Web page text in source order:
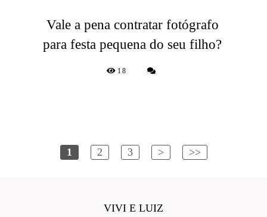
Vale a pena contratar fotógrafo
para festa pequena do seu filho?
18
1 2 3 > >>
VIVI E LUIZ